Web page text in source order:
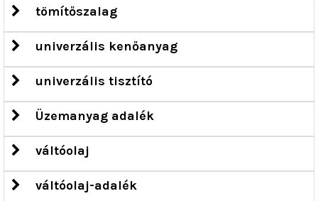
tömítőszalag
univerzális kenőanyag
univerzális tisztító
Üzemanyag adalék
váltóolaj
váltóolaj-adalék